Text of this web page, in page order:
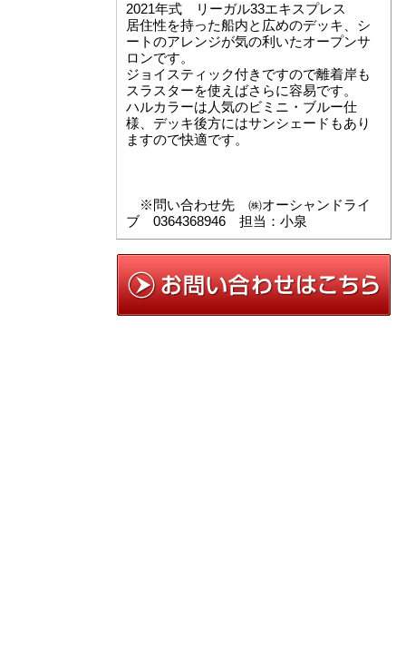
2021年式 リーガル33エキスプレス
居住性を持った船内と広めのデッキ、シ
ートのアレンジが気の利いたオープンサ
ロンです。
ジョイスティック付きですので離着岸も
スラスターを使えばさらに容易です。
ハルカラーは人気のビミニ・ブルー仕
様、デッキ後方にはサンシェードもあり
ますので快適です。
※問い合わせ先 ㈱オーシャンドライ
ブ 0364368946 担当：小泉